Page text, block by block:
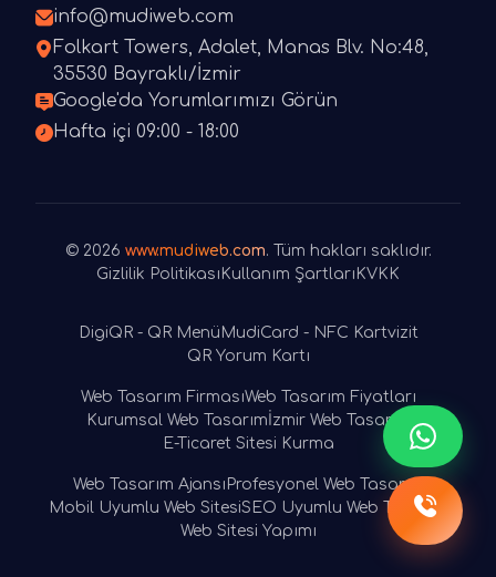
info@mudiweb.com
Folkart Towers, Adalet, Manas Blv. No:48,
35530 Bayraklı/İzmir
Google'da Yorumlarımızı Görün
Hafta içi 09:00 - 18:00
© 2026 www.mudiweb.com. Tüm hakları saklıdır.
Gizlilik Politikası Kullanım Şartları KVKK
DigiQR - QR Menü MudiCard - NFC Kartvizit
QR Yorum Kartı
Web Tasarım FirmasıWeb Tasarım Fiyatları
Kurumsal Web Tasarım İzmir Web Tasarım
E-Ticaret Sitesi Kurma
Web Tasarım Ajansı Profesyonel Web Tasarım
Mobil Uyumlu Web SitesiSEO Uyumlu Web Tasarım
Web Sitesi Yapımı